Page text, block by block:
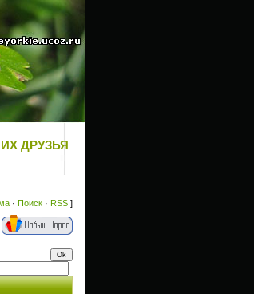
ИХ ДРУЗЬЯ
· Поиск · RSS ]